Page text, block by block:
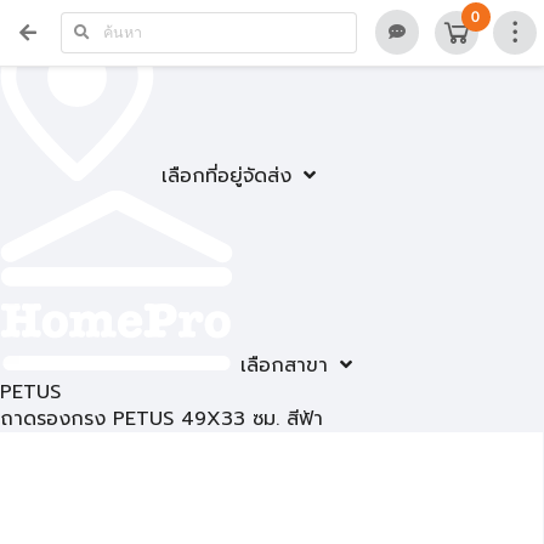
เลือกที่อยู่จัดส่ง
เลือกสาขา
0
PETUS
ถาดรองกรง PETUS 49X33 ซม. สีฟ้า